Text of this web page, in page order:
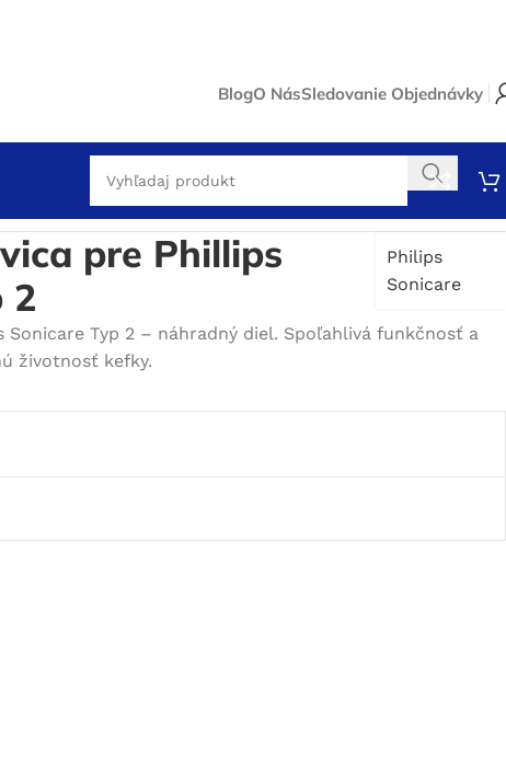
BlogO NásSledovanie Objednávky
pre Phillips
2
Philips
Sonicare
Sonicare Typ 2 – náhradný diel. Spoľahlivá funkčnosť a
životnosť kefky.